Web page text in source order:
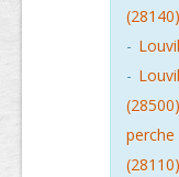
(28140)
-
-
(28500)
perche
(28110)